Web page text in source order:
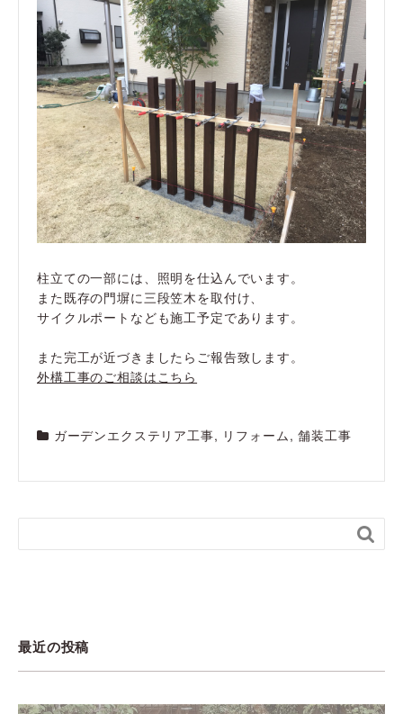
柱立ての一部には、照明を仕込んでいます。
また既存の門塀に三段笠木を取付け、
サイクルポートなども施工予定であります。
また完工が近づきましたらご報告致します。
外構工事のご相談はこちら
ガーデンエクステリア工事, リフォーム ,舗装工事

最近の投稿